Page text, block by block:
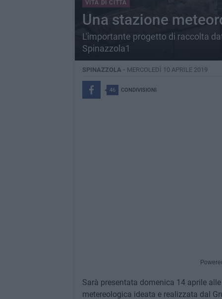
VITA DI CITTÀ
Una stazione
L'importante progetto di raccolta
Spinazzola1
SPINAZZOLA - MERCOLEDÌ 10 APRILE 2019
46 CONDIVISIONI
Sarà presentata domenica 14 aprile
metereologica ideata e realizzata dal